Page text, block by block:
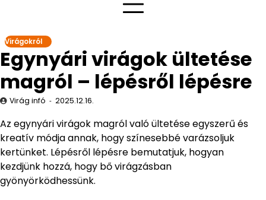
Virágokról
Egynyári virágok ültetése
magról – lépésről lépésre
Virág infó 2025.12.16.
Az egynyári virágok magról való ültetése egyszerű és
kreatív módja annak, hogy színesebbé varázsoljuk
kertünket. Lépésről lépésre bemutatjuk, hogyan
kezdjünk hozzá, hogy bő virágzásban
gyönyörködhessünk.